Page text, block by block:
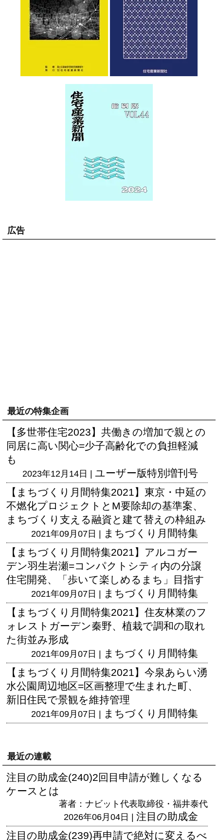
広告
最近の特集企画
【多世帯住宅2023】共働きの増加で親との
同居に高い関心=少子高齢化での負担軽減
も
2023年12月14日 | ユーザー版特別増刊号
【まちづくり月間特集2021】東京・中延の
不燃化プロジェクトとM要除却の基準案、
まちづくり支える融資と建て替えの枠組み
2021年09月07日 | まちづくり月間特集
【まちづくり月間特集2021】アルコガー
デン羽生岩瀬=コンパクトシティ内の分譲
住宅開発、「歩いて楽しめるまち」目指す
2021年09月07日 | まちづくり月間特集
【まちづくり月間特集2021】住友林業のフ
ォレストガーデン秦野、植栽で調和の取れ
た街並み形成
2021年09月07日 | まちづくり月間特集
【まちづくり月間特集2021】今泉あらい湧
水公園周辺地区=区画整理で生まれた町、
新旧住民で景観を維持管理
2021年09月07日 | まちづくり月間特集
最近の連載
注目の助成金(240)2回目申請が難しくなる
ケースとは
著者：ナビット代表取締役・福井泰代
2026年06月04日 | 注目の助成金
注目の助成金(239)再申請で絶対に変えるべ